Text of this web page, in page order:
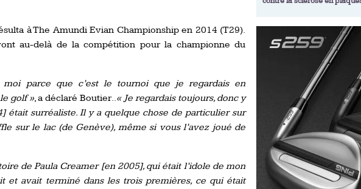
à The Amundi Evian Championship en 2014 (T29).
au-delà de la compétition pour la championne du
parce que c’est le tournoi que je regardais en
golf », a déclaré Boutier..« Je regardais toujours, donc y
surréaliste. Il y a quelque chose de particulier sur
sur le lac (de Genève), même si vous l’avez joué de
de Paula Creamer [en 2005], qui était l’idole de mon
et avait terminé dans les trois premières, ce qui était
Académie Golf Barrière
Amundi Evian
expériences immersives
Tiger Woods se retire du
Evian Resort Golf
Programme Performance
Resonance Golf
Series & Trophée
amateurs en 10 étapes
Royal Air Maroc Golf &
event sport et networking
LPGA Tour 2026 : une
golf féminin
Ladies European Tour
historique sur cinq continents